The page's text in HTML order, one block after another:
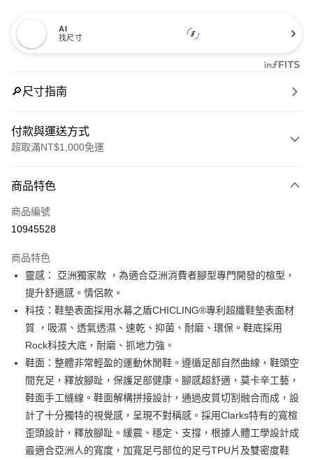
AI
找尺寸
🔎尺寸指南
付款與運送方式
超取滿NT$1,000免運
信用卡一次付款
信用卡分期付款
合作金庫商業銀行
華南商業銀行
彰化商業銀行
上海商業儲蓄銀行
國泰世華商業銀行
兆豐國際商業銀行
臺灣中小企業銀行
台中商業銀行
匯豐（台灣）商業銀行
聯邦商業銀行
元大商業銀行
永豐商業銀行
玉山商業銀行
星展（台灣）商業銀行
台新國際商業銀行
中國信託商業銀行
台灣樂天信用卡公司
LINE Pay
街口支付
AFTEE先享後付
相關說明
AFTEE先享後付是「在收到商品之後才付款」的支付方式。 讓您購物簡單
便利好安心！
１．簡單：不需註冊會員、不需綁卡、不需儲值。
２．便利：只要手機號碼，簡訊認證，即可結帳。
３．安心：先確認商品／服務後，再付款。
１．於結帳方式選擇「AFTEE先享後付」後，將跳轉至「AFTEE先享後付」
ATM付款
運送方式
付款後全家取貨
每筆NT$80，滿NT$1,000(含以上)免運費
商品特色
商品編號
10945528
商品特色
靈感： 亞洲獨家款 ，為適合亞洲消費者腳型專門開發的楦型，
提升舒適感。情侶款。
科技：鞋墊表面採用水幕之盾CHICLING®專利超纖鞋墊表面材
質 ，吸濕、透氣透濕、速乾、抑菌、耐磨、環保。鞋底採用
Rock科技大底，耐磨、抓地力強。
鞋面：整體非常輕盈的運動休閒鞋。遵循足部自然曲線，鞋頭空
間充足，釋放腳趾，保護足部健康。腳感超舒適，莫卡辛工藝，
鞋面手工縫線。鞋面解構拼接設計，通過皮質切割融合而成，設
計了十分獨特的視覺感，呈現不對稱感。採用Clarks特有的寬楦
歪頭設計，釋放腳趾。緩震、穩定、支撐，根據人體工學設計成
最適合亞洲人的寬度，加寬足弓部位的足弓TPU片及雙密度鞋